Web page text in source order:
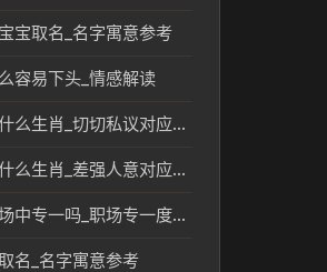
宝取名_名字寓意参考
容易下头_情感解读
切切私议是什么生肖_切切私议对应的生肖文化解读
差强人意是什么生肖_差强人意对应的生肖文化解读
狮子座在职场中专一吗_职场专一度参考
名_名字寓意参考